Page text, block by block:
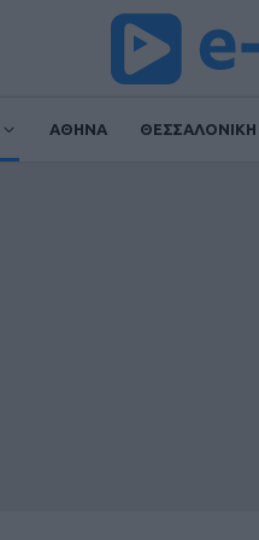
ΑΘΗΝΑ ΘΕΣΣΑΛΟΝΙΚΗ